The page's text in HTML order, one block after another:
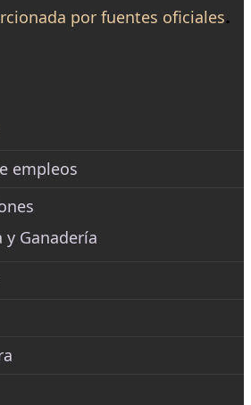
por fuentes oficiales.
empleos
Ganadería